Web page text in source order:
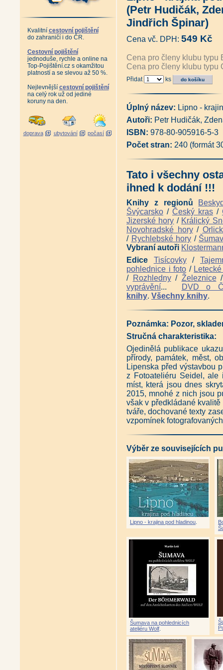
Kvalitní cestovní pojištění
do zahraničí i do ČR.
Cestovní pojištění
jednoduše, rychle a online na
Top-Pojištění.cz s okamžitou
platností a se slevou až 50 %.
Nejlevnější cestovní pojištění
na celý rok už od jediné
koruny na den.
doprava ubytování počasí
Tajemné stezky - Od
Toulky mezi Vltavou a
Nové toulky mezi Vltavou a
Vltavské vyhlídky (Ivan Klich)
Antikvariát - Šumava krásná
Baroko v Plzeňském kraji
Souboj bez vítěze (Jan
Velká kniha o malých
Podzemní Praha (Václav
Podzemní Čechy (Václav
Šumava - místopisný slovník
Chráněná území ČR - Praha
Pohádka o Protržené
Geologie Jizerských hor a
Harrachov - obrázky z
Okolí Českých Budějovic -
Novohradské hory -
Českobudějovicko II. - Pravý
Místopis Třeboňska - Okolím
Místopis Jindřichohradecka -
Místopis Novohradska (Pavel
Vltavotýnsko - Krajem dvou
Zázraky před jižní hranicí
Druhé putování za růží a lilií
Panská sídla jižních Čech -
Panská sídla západních
Panská sídla západních
(Petr Hudičák,
Jindřich Špinar)
Cena vč. DPH: 549 Kč
Cena pro členy klubu typu
Cena pro členy klubu typu
Přidat ks
Úplný název: Lipno -
Autoři: Petr Hudičák,
ISBN: 978-80-905916-5-3
Počet stran: 240 (formát
Tato i všechny
ihned k dodání !!!
Knihy z regionů
Švýcarsko / Český kras /
Jizerské hory / Králický
Novohradské hory/
/ Rychlebské hory /
Vybraní autoři
Edice Tisícovky/
pohlednice i foto /
/ Rozhledny/ Železnice
vyprávění...
DVD o
knihy. Všechny knihy.
Poznámka: Pozor,
Stručná charakteristika:
Ojedinělá publikace
přírody, památek, měst,
Lipenska před výstavbou
z Fotoateliéru Seidel, ale
míst, která jsou dnes
2015, mnohé z nich jsou
však v předkládané
tváře, dochované texty
vzpomínek
Výběr ze souvisejících
Lipno - krajina pod hladinou
Šumava na pohlednicích
ateliéru Wolf